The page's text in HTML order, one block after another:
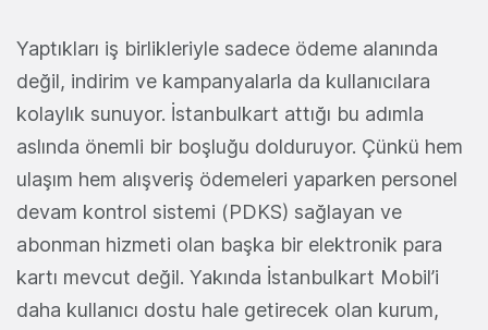
Yaptıkları iş birlikleriyle sadece ödeme alanında
değil, indirim ve kampanyalarla da kullanıcılara
kolaylık sunuyor. İstanbulkart attığı bu adımla
aslında önemli bir boşluğu dolduruyor. Çünkü hem
ulaşım hem alışveriş ödemeleri yaparken personel
devam kontrol sistemi (PDKS) sağlayan ve
abonman hizmeti olan başka bir elektronik para
kartı mevcut değil. Yakında İstanbulkart Mobil’i
daha kullanıcı dostu hale getirecek olan kurum,